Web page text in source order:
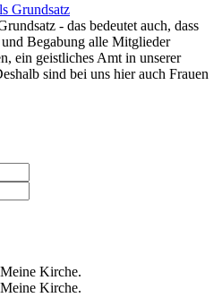
Grundsatz
- das bedeutet auch, dass
Begabung alle Mitglieder
ein geistliches Amt in unserer
sind bei uns hier auch Frauen